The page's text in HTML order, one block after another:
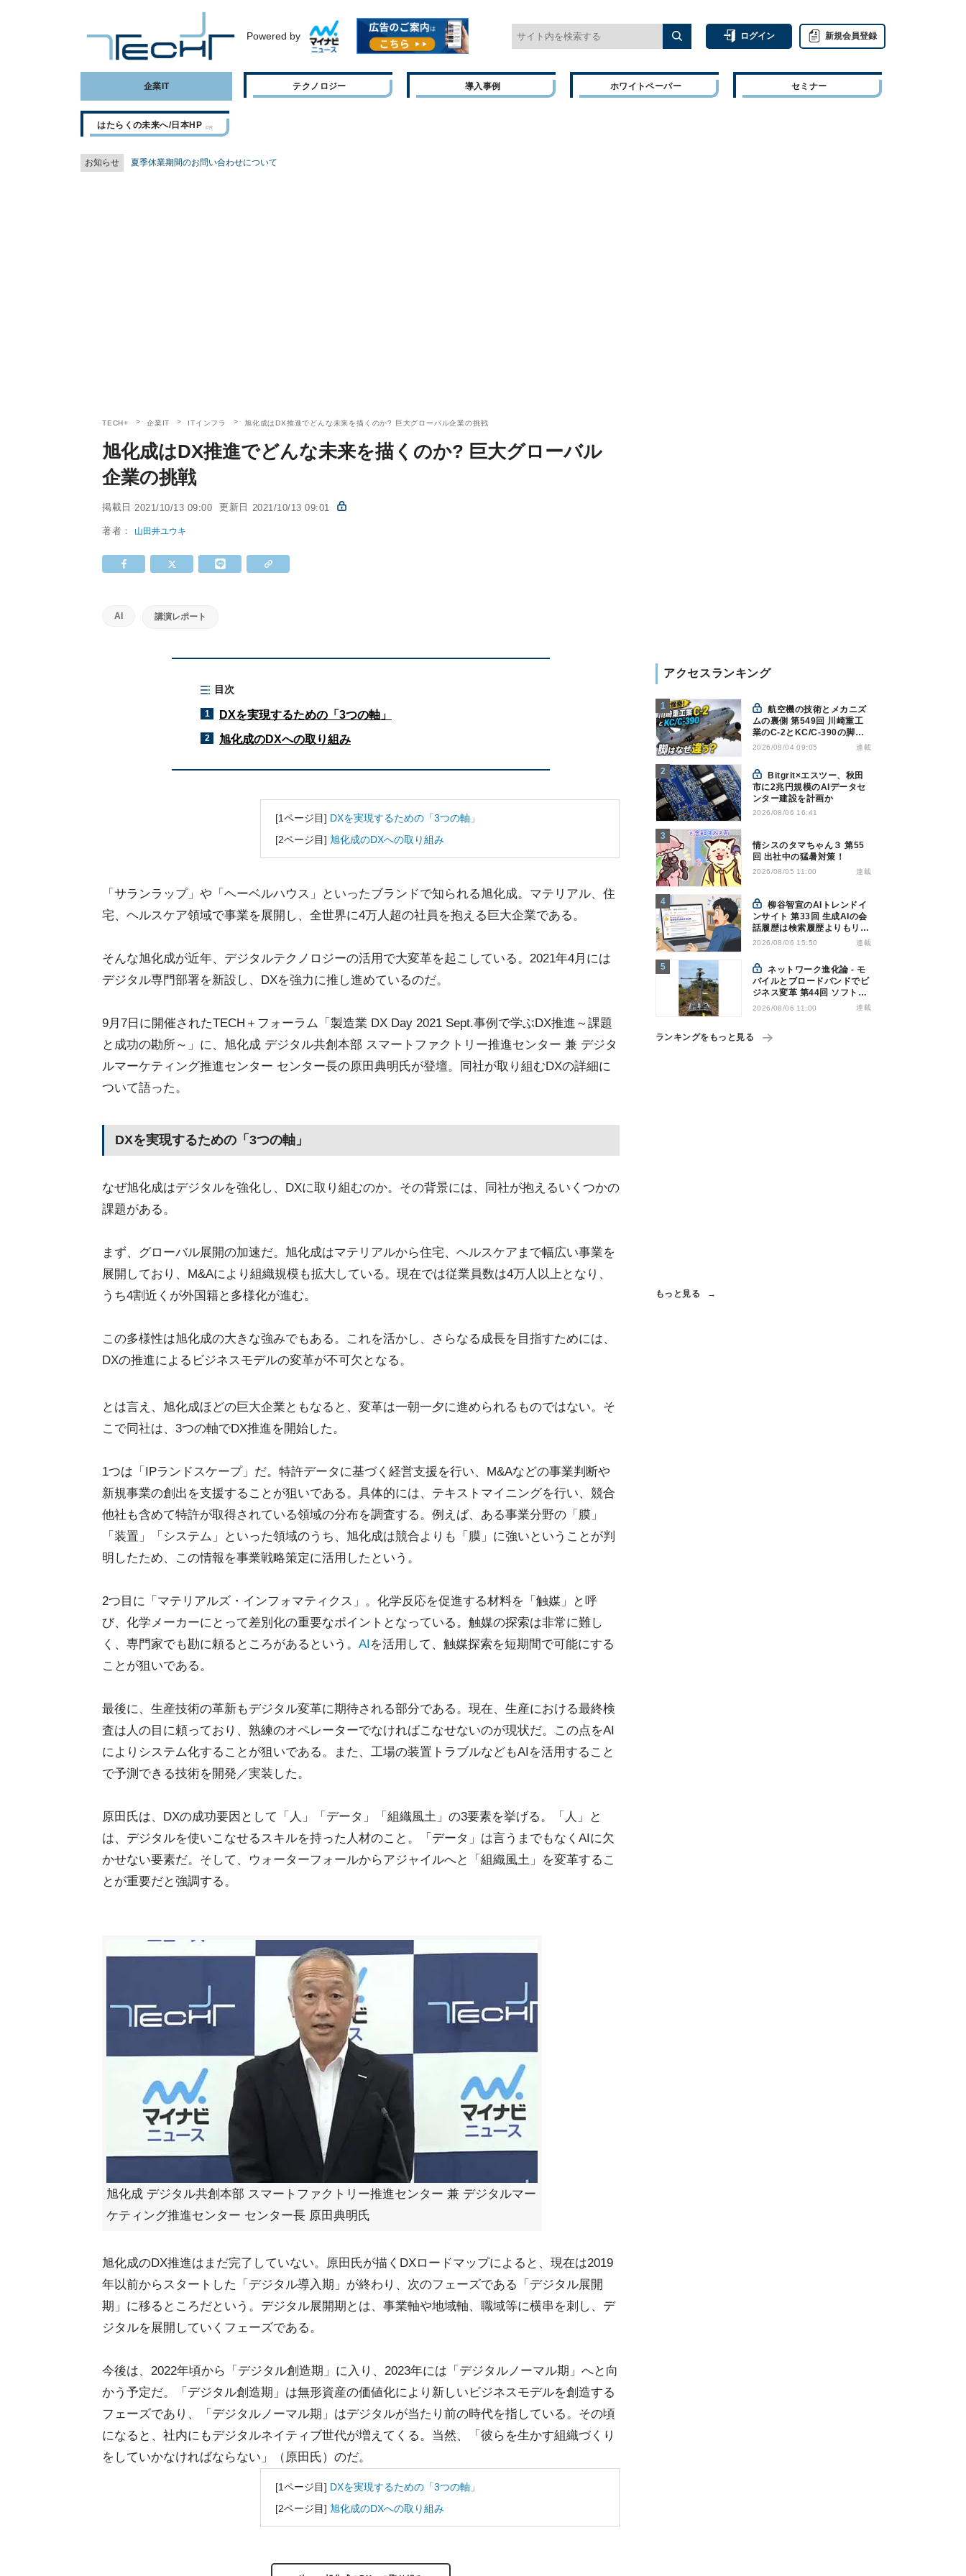
Powered by ログイン 新規会員登録
企業IT テクノロジー 導入事例 ホワイトペーパー セミナー
はたらくの未来へ/日本HP
お知らせ 夏季休業期間のお問い合わせについて
TECH+ 企業IT ITインフラ 旭化成はDX推進でどんな未来を描くのか? 巨大グローバル企業の挑戦
旭化成はDX推進でどんな未来を描くのか? 巨大グローバル
企業の挑戦
掲載日 2021/10/13 09:00 更新日 2021/10/13 09:01
著者： 山田井ユウキ
AI 講演レポート
目次
1 DXを実現するための「3つの軸」
2 旭化成のDXへの取り組み
[1ページ目] DXを実現するための「3つの軸」
[2ページ目] 旭化成のDXへの取り組み
「サランラップ」や「ヘーベルハウス」といったブランドで知られる旭化成。マテリアル、住
宅、ヘルスケア領域で事業を展開し、全世界に4万人超の社員を抱える巨大企業である。
そんな旭化成が近年、デジタルテクノロジーの活用で大変革を起こしている。2021年4月には
デジタル専門部署を新設し、DXを強力に推し進めているのだ。
9月7日に開催されたTECH＋フォーラム「製造業 DX Day 2021 Sept.事例で学ぶDX推進～課題
と成功の勘所～」に、旭化成 デジタル共創本部 スマートファクトリー推進センター 兼 デジタ
ルマーケティング推進センター センター長の原田典明氏が登壇。同社が取り組むDXの詳細に
ついて語った。
DXを実現するための「3つの軸」
なぜ旭化成はデジタルを強化し、DXに取り組むのか。その背景には、同社が抱えるいくつかの
課題がある。
まず、グローバル展開の加速だ。旭化成はマテリアルから住宅、ヘルスケアまで幅広い事業を
展開しており、M&Aにより組織規模も拡大している。現在では従業員数は4万人以上となり、
うち4割近くが外国籍と多様化が進む。
この多様性は旭化成の大きな強みでもある。これを活かし、さらなる成長を目指すためには、
DXの推進によるビジネスモデルの変革が不可欠となる。
とは言え、旭化成ほどの巨大企業ともなると、変革は一朝一夕に進められるものではない。そ
こで同社は、3つの軸でDX推進を開始した。
1つは「IPランドスケープ」だ。特許データに基づく経営支援を行い、M&Aなどの事業判断や
新規事業の創出を支援することが狙いである。具体的には、テキストマイニングを行い、競合
他社も含めて特許が取得されている領域の分布を調査する。例えば、ある事業分野の「膜」
「装置」「システム」といった領域のうち、旭化成は競合よりも「膜」に強いということが判
明したため、この情報を事業戦略策定に活用したという。
2つ目に「マテリアルズ・インフォマティクス」。化学反応を促進する材料を「触媒」と呼
び、化学メーカーにとって差別化の重要なポイントとなっている。触媒の探索は非常に難し
く、専門家でも勘に頼るところがあるという。 AIを活用して、触媒探索を短期間で可能にする
ことが狙いである。
最後に、生産技術の革新もデジタル変革に期待される部分である。現在、生産における最終検
査は人の目に頼っており、熟練のオペレーターでなければこなせないのが現状だ。この点をAI
によりシステム化することが狙いである。また、工場の装置トラブルなどもAIを活用すること
で予測できる技術を開発／実装した。
原田氏は、DXの成功要因として「人」「データ」「組織風土」の3要素を挙げる。「人」と
は、デジタルを使いこなせるスキルを持った人材のこと。「データ」は言うまでもなくAIに欠
かせない要素だ。そして、ウォーターフォールからアジャイルへと「組織風土」を変革するこ
とが重要だと強調する。
旭化成 デジタル共創本部 スマートファクトリー推進センター 兼 デジタルマー
ケティング推進センター センター長 原田典明氏
旭化成のDX推進はまだ完了していない。原田氏が描くDXロードマップによると、現在は2019
年以前からスタートした「デジタル導入期」が終わり、次のフェーズである「デジタル展開
期」に移るところだという。デジタル展開期とは、事業軸や地域軸、職域等に横串を刺し、デ
ジタルを展開していくフェーズである。
今後は、2022年頃から「デジタル創造期」に入り、2023年には「デジタルノーマル期」へと向
かう予定だ。「デジタル創造期」は無形資産の価値化により新しいビジネスモデルを創造する
フェーズであり、「デジタルノーマル期」はデジタルが当たり前の時代を指している。その頃
になると、社内にもデジタルネイティブ世代が増えてくる。当然、「彼らを生かす組織づくり
をしていかなければならない」（原田氏）のだ。
[1ページ目] DXを実現するための「3つの軸」
[2ページ目] 旭化成のDXへの取り組み
アクセスランキング
航空機の技術とメカニズ
ムの裏側 第549回 川崎重工
業のC-2とKC/C-390の脚は
なぜ違う? - 降着装置は複雑
2026/08/04 09:05 連載
市に2兆円規模のAIデータセ
ンター建設を計画か
2026/08/06 16:41
情シスのタマちゃん３ 第55
回 出社中の猛暑対策！
2026/08/05 11:00 連載
柳谷智宣のAIトレンドイ
ンサイト 第33回 生成AIの会
話履歴は検索履歴よりもリス
キー？今のうちに情報漏洩対
2026/08/06 15:50 連載
ネットワーク進化論 - モ
バイルとブロードバンドでビ
ジネス変革 第44回 ソフトバ
ンクが「HAPS」のプレ商用
2026/08/06 11:00 連載
ランキングをもっと見る
もっと見る